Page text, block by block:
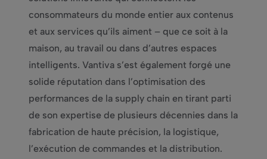
consommateurs du monde entier aux contenus
et aux services qu’ils aiment – que ce soit à la
maison, au travail ou dans d’autres espaces
intelligents. Vantiva s’est également forgé une
solide réputation dans l’optimisation des
performances de la supply chain en tirant parti
de son expertise de plusieurs décennies dans la
fabrication de haute précision, la logistique,
l’exécution de commandes et la distribution.